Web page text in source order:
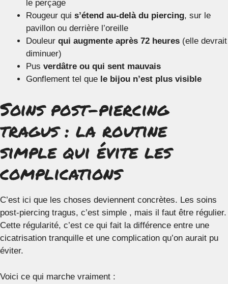
le perçage
Rougeur qui s’étend au-delà du piercing, sur le
pavillon ou derrière l’oreille
Douleur qui augmente après 72 heures (elle devrait
diminuer)
Pus verdâtre ou qui sent mauvais
Gonflement tel que le bijou n’est plus visible
Soins post-piercing
tragus : la routine
simple qui évite les
complications
C’est ici que les choses deviennent concrètes. Les soins
post-piercing tragus, c’est simple , mais il faut être régulier.
Cette régularité, c’est ce qui fait la différence entre une
cicatrisation tranquille et une complication qu’on aurait pu
éviter.
Voici ce qui marche vraiment :